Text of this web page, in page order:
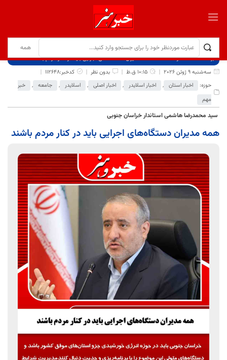
برگ نخست نوشته‌ها
همه مدیران دستگاه‌های اجرایی باید در کنار مردم باشند
سه‌شنبه 9 ژوئن 2026
10:15 ق.ظ بدون نظر
کدخبر:112648
حوزه:
اخبار استان , اخبار اسلایدر , اخبار اصلی , اسلایدر , جامعه ,
خبر
مهم
سید محمدرضا هاشمی استاندار خراسان جنوبی
همه مدیران دستگاه‌های اجرایی باید در کنار مردم باشند